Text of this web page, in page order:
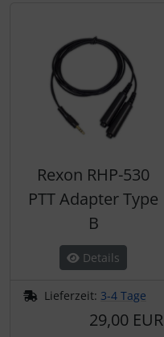
Rexon RHP-530
PTT Adapter Type
B
Details
Lieferzeit: 3-4 Tage
29,00 EUR